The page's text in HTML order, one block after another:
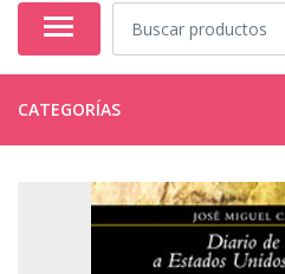
CATEGORÍAS